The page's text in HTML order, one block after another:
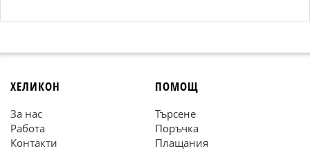
ХЕЛИКОН
За нас
Работа
Контакти
ПОМОЩ
Търсене
Поръчка
Плащания